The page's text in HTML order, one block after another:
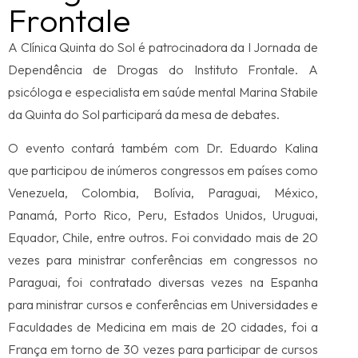
Frontale
A Clínica Quinta do Sol é patrocinadora da I Jornada de
Dependência de Drogas do Instituto Frontale. A
psicóloga e especialista em saúde mental Marina Stabile
da Quinta do Sol participará da mesa de debates.
O evento contará também com Dr. Eduardo Kalina
que participou de inúmeros congressos em países como
Venezuela, Colombia, Bolívia, Paraguai, México,
Panamá, Porto Rico, Peru, Estados Unidos, Uruguai,
Equador, Chile, entre outros. Foi convidado mais de 20
vezes para ministrar conferências em congressos no
Paraguai, foi contratado diversas vezes na Espanha
para ministrar cursos e conferências em Universidades e
Faculdades de Medicina em mais de 20 cidades, foi a
França em torno de 30 vezes para participar de cursos